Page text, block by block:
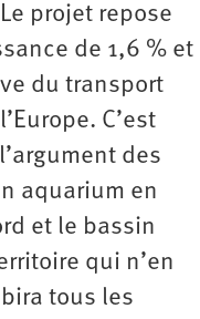
projet repose
de 1,6 % et
du transport
C’est
des
aquarium en
et le bassin
qui n’en
tous les